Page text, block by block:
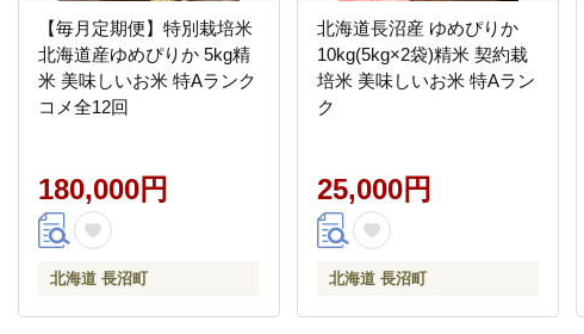
【毎月定期便】特別栽培米
北海道産ゆめぴりか 5kg精
米 美味しいお米 特Aランク
コメ全12回
180,000円
北海道 長沼町
北海道長沼産 ゆめぴりか
10kg(5kg×2袋)精米 契約栽
培米 美味しいお米 特Aラン
ク
25,000円
北海道 長沼町